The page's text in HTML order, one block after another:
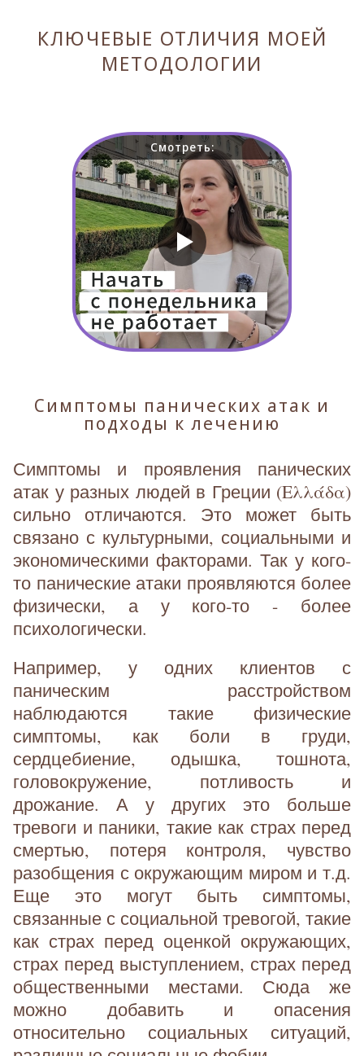
КЛЮЧЕВЫЕ ОТЛИЧИЯ МОЕЙ
МЕТОДОЛОГИИ
Смотреть:
Симптомы панических атак и
подходы к лечению
Симптомы и проявления панических
атак у разных людей в Греции (Ελλάδα)
сильно отличаются. Это может быть
связано с культурными, социальными и
экономическими факторами. Так у кого-
то панические атаки проявляются более
физически, а у кого-то - более
психологически.
Например, у одних клиентов с
паническим расстройством
наблюдаются такие физические
симптомы, как боли в груди,
сердцебиение, одышка, тошнота,
головокружение, потливость и
дрожание. А у других это больше
тревоги и паники, такие как страх перед
смертью, потеря контроля, чувство
разобщения с окружающим миром и т.д.
Еще это могут быть симптомы,
связанные с социальной тревогой, такие
как страх перед оценкой окружающих,
страх перед выступлением, страх перед
общественными местами. Сюда же
можно добавить и опасения
относительно социальных ситуаций,